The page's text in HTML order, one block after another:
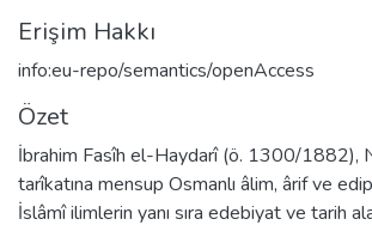
Erişim Hakkı
info:eu-repo/semantics/openAccess
Özet
İbrahim Fasîh el-Haydarî (ö. 1300/1882),
tarîkatına mensup Osmanlı âlim, ârif ve
İslâmî ilimlerin yanı sıra edebiyat ve tarih